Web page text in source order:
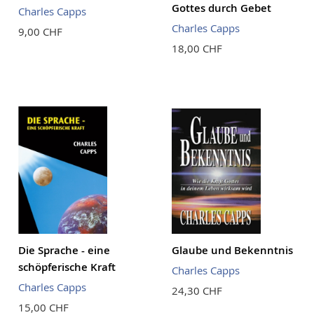
Charles Capps
9,00 CHF
Gottes durch Gebet
Charles Capps
18,00 CHF
Die Sprache - eine
schöpferische Kraft
Charles Capps
15,00 CHF
Glaube und Bekenntnis
Charles Capps
24,30 CHF